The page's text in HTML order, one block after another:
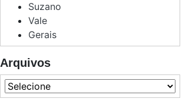
Suzano
Vale
Gerais
Arquivos